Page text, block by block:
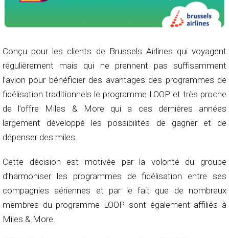
Conçu pour les clients de Brussels Airlines qui voyagent
régulièrement mais qui ne prennent pas suffisamment
l’avion pour bénéficier des avantages des programmes de
fidélisation traditionnels le programme LOOP et très proche
de l’offre Miles & More qui a ces dernières années
largement développé les possibilités de gagner et de
dépenser des miles.
Cette décision est motivée par la volonté du groupe
d’harmoniser les programmes de fidélisation entre ses
compagnies aériennes et par le fait que de nombreux
membres du programme LOOP sont également affiliés à
Miles & More.